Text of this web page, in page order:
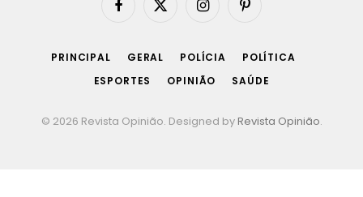
Facebook
X
InstagramPinterest
PRINCIPAL GERAL POLÍCIA
POLÍTICA
ESPORTES
OPINIÃO SAÚDE
© 2026 Revista Opinião. Designed by Revista Opinião.